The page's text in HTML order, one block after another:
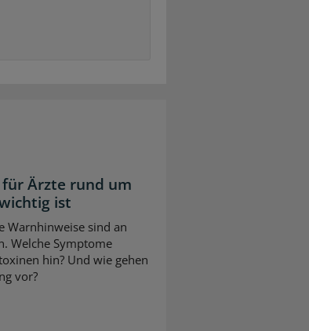
für Ärzte rund um
ist
Warnhinweise sind an
Welche Symptome
hin? Und wie gehen
vor?